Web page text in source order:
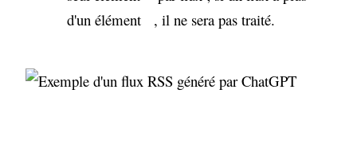
d'un élément
, il ne sera pas traité.